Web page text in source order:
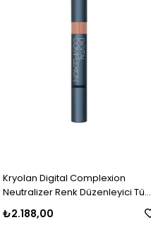
Kryolan Digital Complexion
Neutralizer Renk Düzenleyici Tüm
Renkler
₺2.188,00